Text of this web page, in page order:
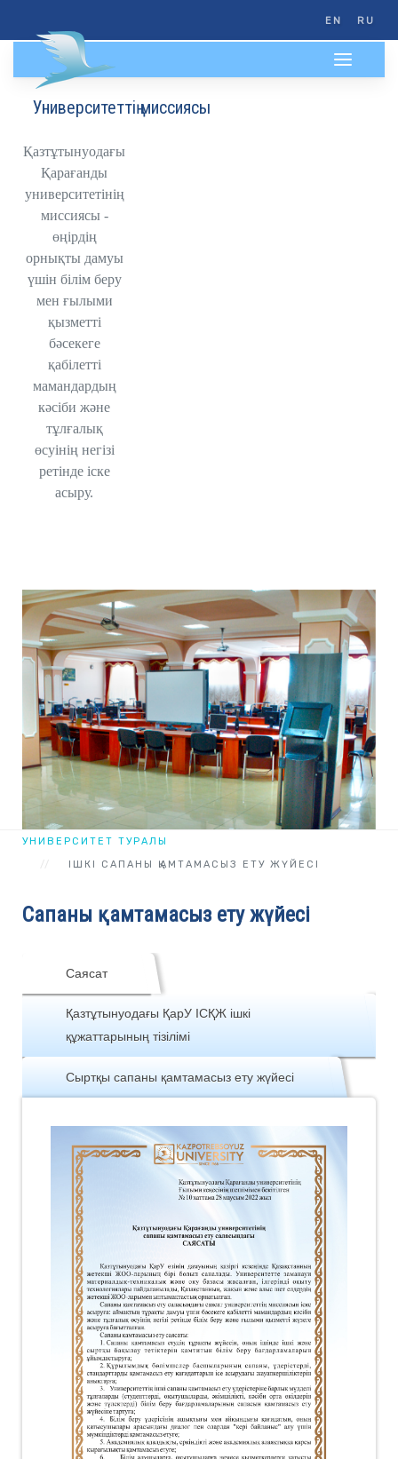
EN RU
Университеттің миссиясы
Қазтұтынуодағы
Қарағанды
университетінің
миссиясы -
өңірдің
орнықты дамуы
үшін білім беру
мен ғылыми
қызметті
бәсекеге
қабілетті
мамандардың
кәсіби және
тұлғалық
өсуінің негізі
ретінде іске
асыру.
УНИВЕРСИТЕТ ТУРАЛЫ
ІШКІ САПАНЫ ҚАМТАМАСЫЗ ЕТУ ЖҮЙЕСІ
Сапаны қамтамасыз ету жүйесі
Саясат
Қазтұтынуодағы ҚарУ ІСҚЖ ішкі
құжаттарының тізілімі
Сыртқы сапаны қамтамасыз ету жүйесі